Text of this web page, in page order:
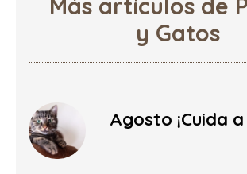
y Gatos
Agosto ¡Cuida